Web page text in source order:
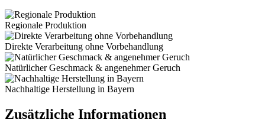
Regionale Produktion
Direkte Verarbeitung ohne Vorbehandlung
Natürlicher Geschmack & angenehmer Geruch
Nachhaltige Herstellung in Bayern
Zusätzliche Informationen